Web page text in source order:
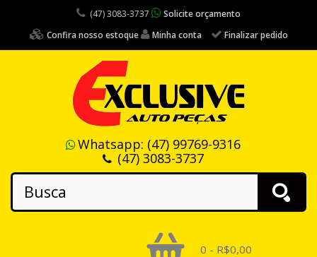
(47) 3083-3737
Solicite orçamento
Confira nosso estoque
Minha conta Finalizar pedido
Whatsapp: (47) 99769-9316
(47) 3083-3737
0 - R$0,00